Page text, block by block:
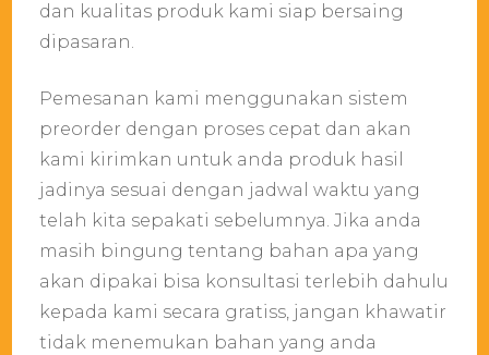
dan kualitas produk kami siap bersaing
dipasaran.
Pemesanan kami menggunakan sistem
preorder dengan proses cepat dan akan
kami kirimkan untuk anda produk hasil
jadinya sesuai dengan jadwal waktu yang
telah kita sepakati sebelumnya. Jika anda
masih bingung tentang bahan apa yang
akan dipakai bisa konsultasi terlebih dahulu
kepada kami secara gratiss, jangan khawatir
tidak menemukan bahan yang anda